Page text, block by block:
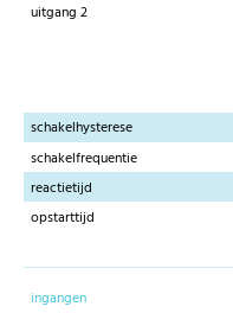
uitgang 2
schakelhysterese
schakelfrequentie
reactietijd
opstarttijd
ingangen